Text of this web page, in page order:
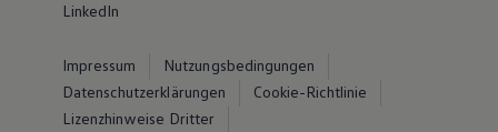
LinkedIn
Impressum
Nutzungsbedingungen
Datenschutzerklärungen
Cookie-Richtlinie
Lizenzhinweise Dritter